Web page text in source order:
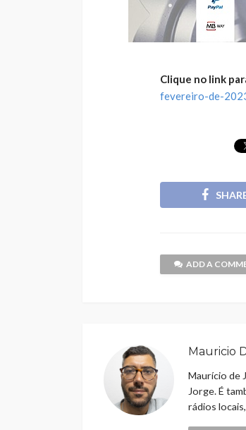
Clique no link
fevereiro-de-
ADD A
Mauricio
Maurício de
Jorge. É
rádios